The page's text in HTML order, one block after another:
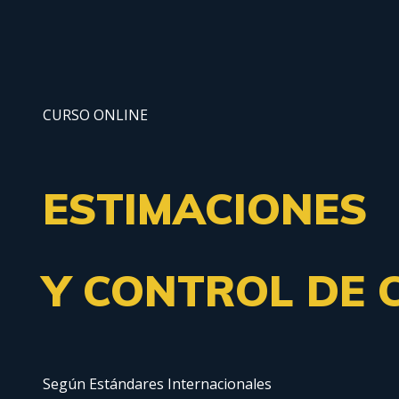
CURSO ONLINE
ESTIMACIONES
Y CONTROL DE
Según Estándares Internacionales